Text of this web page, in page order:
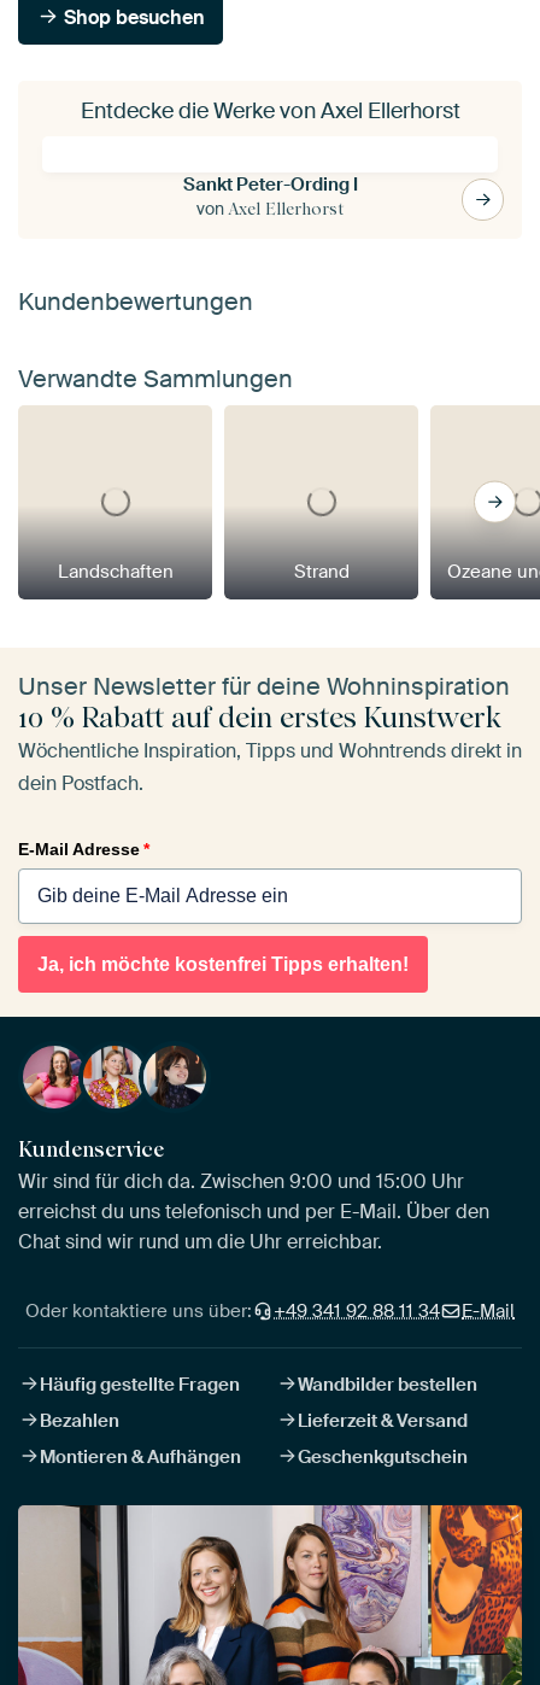
Shop besuchen
Entdecke die Werke von Axel Ellerhorst
Sankt Peter-Ording I
von Axel Ellerhorst
Kundenbewertungen
Verwandte Sammlungen
Landschaften Strand Ozeane
Unser Newsletter für deine Wohninspiration
10 % Rabatt auf dein erstes Kunstwerk
Wöchentliche Inspiration, Tipps und Wohntrends direkt in
dein Postfach.
E-Mail Adresse*
Ja, ich möchte kostenfrei Tipps erhalten!
Kundenservice
Wir sind für dich da. Zwischen 9:00 und 15:00 Uhr
erreichst du uns telefonisch und per E-Mail. Über den
Chat sind wir rund um die Uhr erreichbar.
Oder kontaktiere uns über: +49 341 92 88 11 34 E-Mail
Häufig gestellte Fragen
Wandbilder bestellen
Bezahlen
Lieferzeit & Versand
Montieren & Aufhängen
Geschenkgutschein